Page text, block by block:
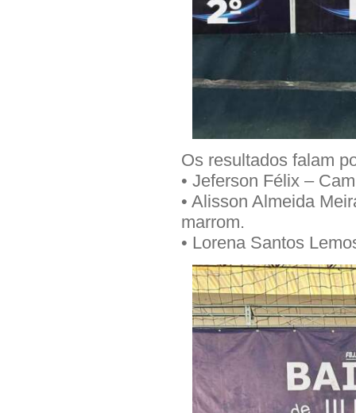
Os resultados falam
• Jeferson Félix –
• Alisson Almeida
marrom.
• Lorena Santos